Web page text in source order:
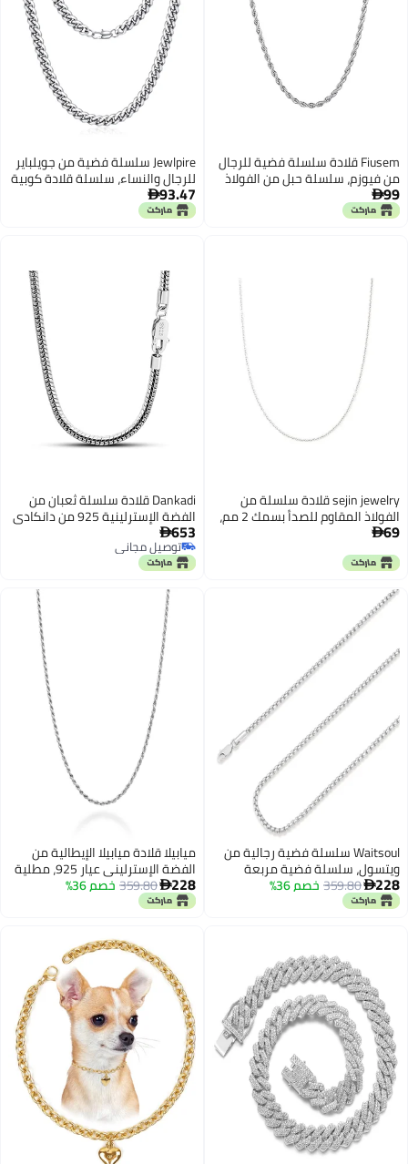
Fiusem قلادة سلسلة فضية للرجال
من فيوزم، سلسلة حبل من الفولاذ
99
Jewlpire سلسلة فضية من جويلباير
للرجال والنساء، سلسلة قلادة كوبية
بوصة
93.47
sejin jewelry قلادة سلسلة من
الفولاذ المقاوم للصدأ بسمك 2 مم،
سلسلة كابل رفيعة للنساء والرجال،
سلاسل فضية للقلادة بمفردها أو
69
Dankadi قلادة سلسلة ثعبان من
الفضة الإسترلينية 925 من دانكادي
بوصة)
653
توصيل مجاني
توصيل مجاني
Waitsoul سلسلة فضية رجالية من
ويتسول، سلسلة فضية مربعة
للنساء مع مشبك لوبستر من الفضة
228
359.80خصم 36%
ميابيلا قلادة ميابيلا الإيطالية من
الفضة الإسترليني عيار 925، مطلية
بالذهب عيار 18 قيراطًا، بسلسلة
في إيطاليا، طول 18 بوصة، فضة
إسترليني، بدون أحجار كريمة
228
359.80خصم 36%